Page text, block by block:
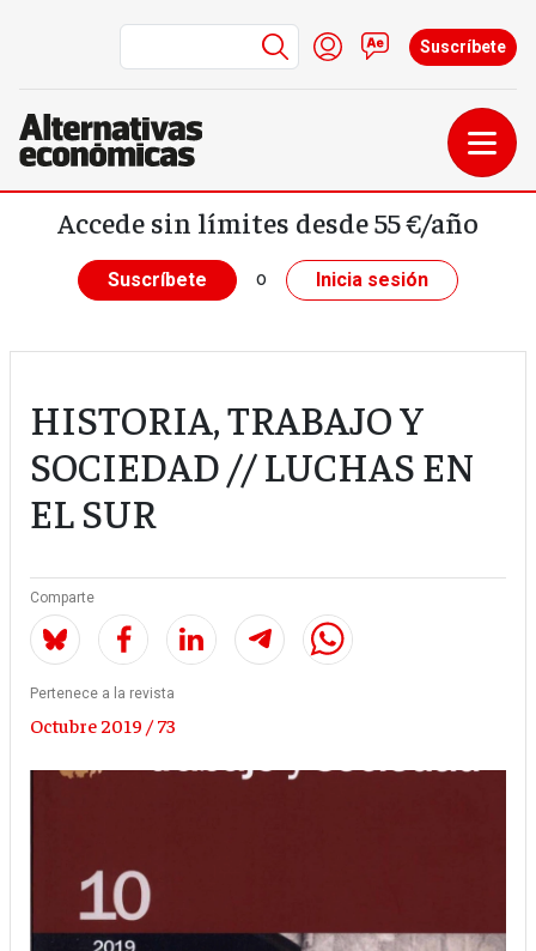
Pasar al contenido principal
Menú de cuenta de
Iniciar sesión
Contacto
Suscríbete
Accede sin límites desde 55 €/año
Suscríbete o Inicia sesión
HISTORIA, TRABAJO Y
SOCIEDAD // LUCHAS EN
EL SUR
Comparte
Pertenece a la revista
Octubre 2019 / 73